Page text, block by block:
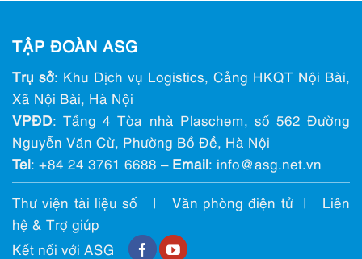
TẬP ĐOÀN ASG
Trụ sở: Khu Dịch vụ Logistics, Cảng HKQT Nội Bài,
Xã Nội Bài, Hà Nội
VPĐD: Tầng 4 Tòa nhà Plaschem, số 562 Đường
Nguyễn Văn Cừ, Phường Bồ Đề, Hà Nội
Tel: +84 24 3761 6688 – Email: info@ asg.net.vn
Thư viện tài liệu số | Văn phòng điện tử|
Liên
hệ & Trợ giúp
Kết nối với ASG